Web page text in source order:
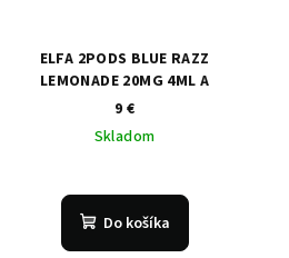
ELFA 2PODS BLUE RAZZ
LEMONADE 20MG 4ML A
9 €
Skladom
Do košíka